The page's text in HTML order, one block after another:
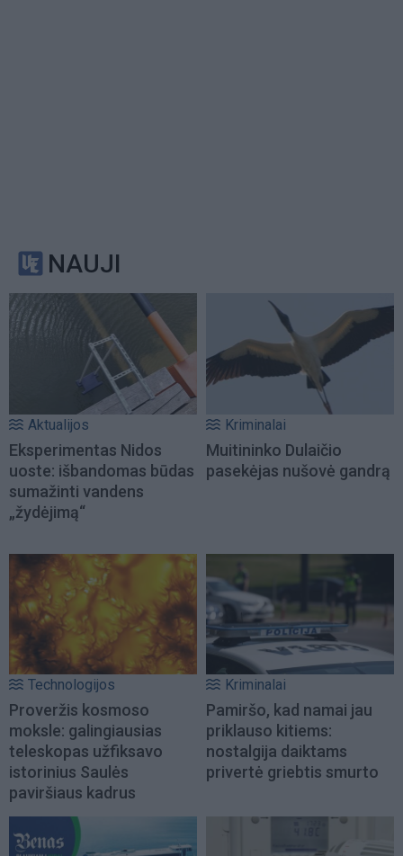
NAUJI
Aktualijos
Eksperimentas Nidos
uoste: išbandomas būdas
sumažinti vandens
„žydėjimą“
Kriminalai
Muitininko Dulaičio
pasekėjas nušovė gandrą
Technologijos
Proveržis kosmoso
moksle: galingiausias
teleskopas užfiksavo
istorinius Saulės
paviršiaus kadrus
Kriminalai
Pamiršo, kad namai jau
priklauso kitiems:
nostalgija daiktams
privertė griebtis smurto